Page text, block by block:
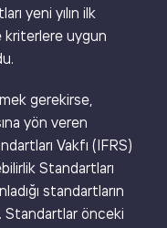
yeni yılın ilk
kriterlere uygun
gerekirse,
yön veren
Vakfı (IFRS)
Standartları
standartların
Standartlar önceki